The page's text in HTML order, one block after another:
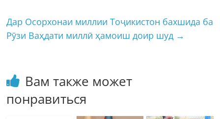
Дар Осорхонаи миллии Тоҷикистон бахшида ба
Рӯзи Ваҳдати миллӣ ҳамоиш доир шуд →
Вам также может
понравиться